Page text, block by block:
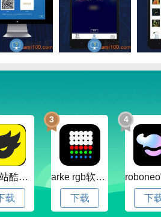
机或平板在任何有网络的地方远
电脑（包括集显，winxp
让您放心远程控制主机上的桌
zcool站酷官方版下载v5.15.0 安卓最新版本
载
3
arke rgb软件下载v20.0 安卓版
下载
4
下